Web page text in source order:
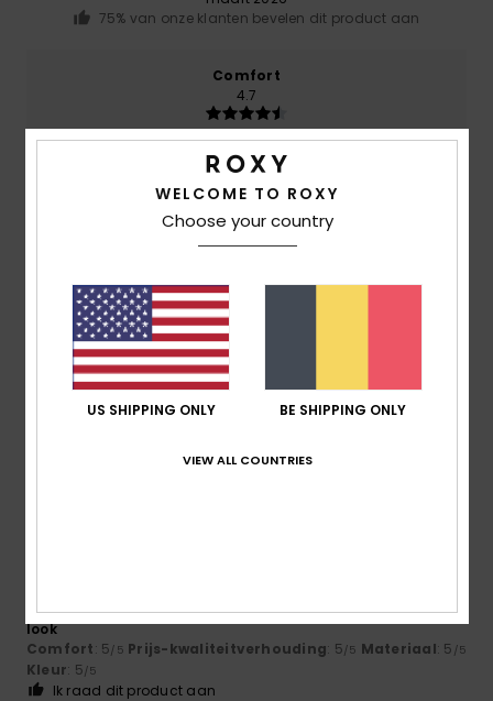
75% van onze klanten bevelen dit product aan
Comfort
4.7
Prijs-kwaliteitverhouding
5.0
Te klein Te groot
Kleur
5
Because I love these items – both for their quality and their
look
Comfort: 5/5 Prijs-kwaliteitverhouding: 5/5 Materiaal: 5 /5
Kleur: 5/5
Ik raad dit product aan
WELCOME TO ROXY
Choose your country
US SHIPPING ONLY BE SHIPPING ONLY
VIEW ALL COUNTRIES